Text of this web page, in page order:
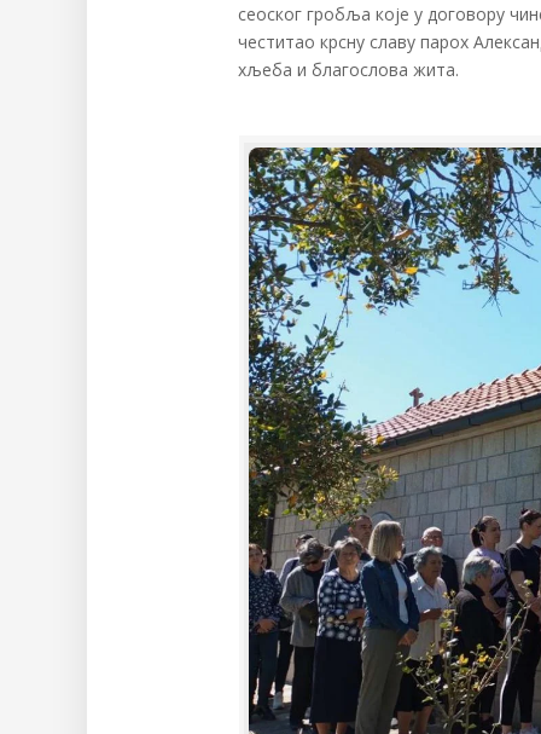
сеоског гробља које у договору
честитао крсну славу парох
хљеба и благослова жита.